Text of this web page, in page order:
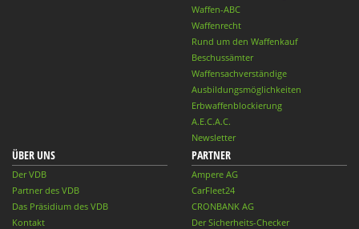
Waffen-ABC
Waffenrecht
Rund um den Waffenkauf
Beschussämter
Waffensachverständige
Ausbildungsmöglichkeiten
Erbwaffenblockierung
A.E.C.A.C.
Newsletter
ÜBER UNS
Der VDB
Partner des VDB
Das Präsidium des VDB
Kontakt
PARTNER
Ampere AG
CarFleet24
CRONBANK AG
Der Sicherheits-Checker